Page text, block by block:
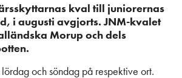
kval till juniorernas
i augusti avgjorts. JNM-kvalet
Morup och dels
och söndag på respektive ort.